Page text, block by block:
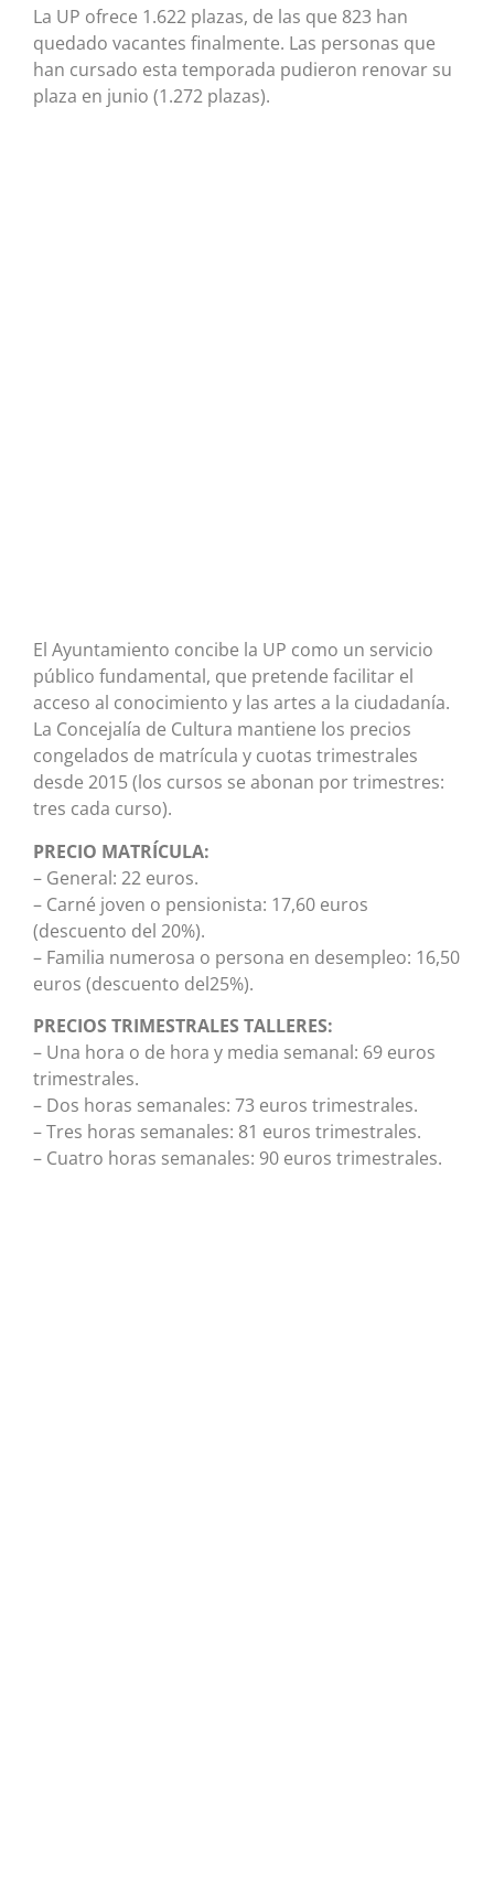
La UP ofrece 1.622 plazas, de las que 823 han
quedado vacantes finalmente. Las personas que
han cursado esta temporada pudieron renovar su
plaza en junio (1.272 plazas).
El Ayuntamiento concibe la UP como un servicio
público fundamental, que pretende facilitar el
acceso al conocimiento y las artes a la ciudadanía.
La Concejalía de Cultura mantiene los precios
congelados de matrícula y cuotas trimestrales
desde 2015 (los cursos se abonan por trimestres:
tres cada curso).
PRECIO MATRÍCULA:
– General: 22 euros.
– Carné joven o pensionista: 17,60 euros
(descuento del 20%).
– Familia numerosa o persona en desempleo: 16,50
euros (descuento del25%).
PRECIOS TRIMESTRALES TALLERES:
– Una hora o de hora y media semanal: 69 euros
trimestrales.
– Dos horas semanales: 73 euros trimestrales.
– Tres horas semanales: 81 euros trimestrales.
– Cuatro horas semanales: 90 euros trimestrales.